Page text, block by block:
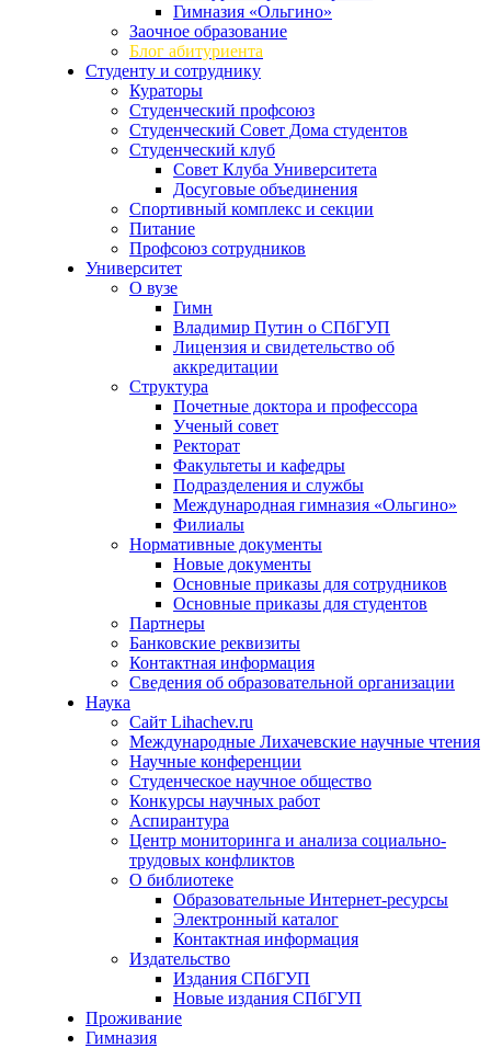
Гимназия «Ольгино»
Заочное образование
Блог абитуриента
Студенту и сотруднику
Кураторы
Студенческий профсоюз
Студенческий Совет Дома студентов
Студенческий клуб
Совет Клуба Университета
Досуговые объединения
Спортивный комплекс и секции
Питание
Профсоюз сотрудников
Университет
О вузе
Гимн
Владимир Путин о СПбГУП
Лицензия и свидетельство об
аккредитации
Структура
Почетные доктора и профессора
Ученый совет
Ректорат
Факультеты и кафедры
Подразделения и службы
Международная гимназия «Ольгино»
Филиалы
Нормативные документы
Новые документы
Основные приказы для сотрудников
Основные приказы для студентов
Партнеры
Банковские реквизиты
Контактная информация
Сведения об образовательной организации
Наука
Сайт Lihachev.ru
Международные Лихачевские научные чтения
Научные конференции
Студенческое научное общество
Конкурсы научных работ
Аспирантура
Центр мониторинга и анализа социально-
трудовых конфликтов
О библиотеке
Образовательные Интернет-ресурсы
Электронный каталог
Контактная информация
Издательство
Издания СПбГУП
Новые издания СПбГУП
Проживание
Гимназия